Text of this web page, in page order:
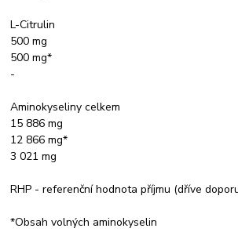
L-Citrulin
500 mg
500 mg*
-
Aminokyseliny celkem
15 886 mg
12 866 mg*
3 021 mg
RHP - referenční hodnota příjmu (dříve
*Obsah volných aminokyselin